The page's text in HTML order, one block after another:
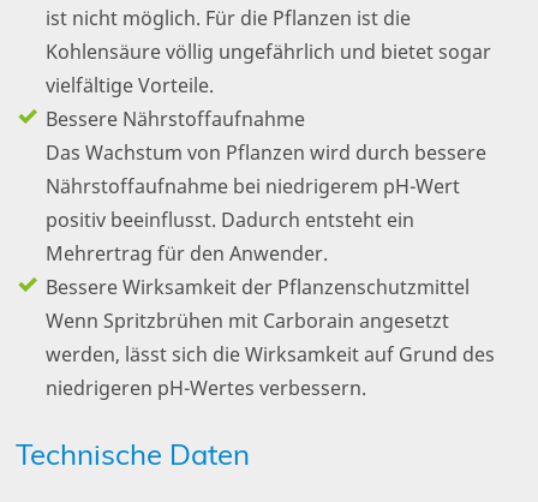
ist nicht möglich. Für die Pflanzen ist die
Kohlensäure völlig ungefährlich und bietet sogar
vielfältige Vorteile.
Bessere Nährstoffaufnahme
Das Wachstum von Pflanzen wird durch bessere
Nährstoffaufnahme bei niedrigerem pH-Wert
positiv beeinflusst. Dadurch entsteht ein
Mehrertrag für den Anwender.
Bessere Wirksamkeit der Pflanzenschutzmittel
Wenn Spritzbrühen mit Carborain angesetzt
werden, lässt sich die Wirksamkeit auf Grund des
niedrigeren pH-Wertes verbessern.
Technische Daten